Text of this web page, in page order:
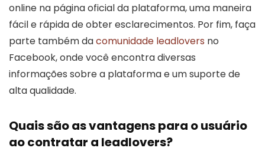
online na página oficial da plataforma, uma maneira
fácil e rápida de obter esclarecimentos. Por fim, faça
parte também dacomunidade leadlovers no
Facebook, onde você encontra diversas
informações sobre a plataforma e um suporte de
alta qualidade.
Quais são as vantagens para o usuário
ao contratar a leadlovers?